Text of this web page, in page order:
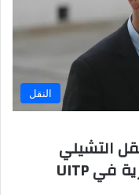
النقل
التشيلي
يكشف عن إصلاحات رقمية ثورية في UITP